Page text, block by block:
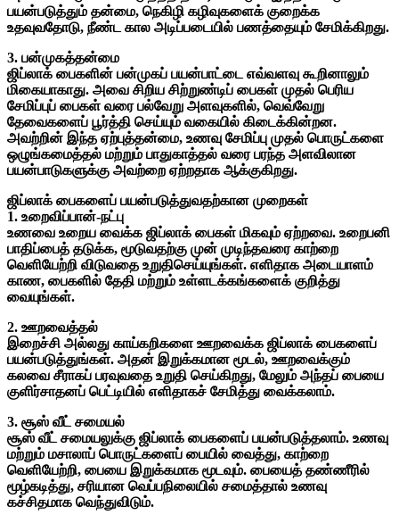
பயன்படுத்தும் தன்மை, நெகிழி கழிவுகளைக் குறைக்க
உதவுவதோடு, நீண்ட கால அடிப்படையில் பணத்தையும் சேமிக்கிறது.
3. பன்முகத்தன்மை
ஜிப்லாக் பைகளின் பன்முகப் பயன்பாட்டை எவ்வளவு கூறினாலும்
மிகையாகாது. அவை சிறிய சிற்றுண்டிப் பைகள் முதல் பெரிய
சேமிப்புப் பைகள் வரை பல்வேறு அளவுகளில், வெவ்வேறு
தேவைகளைப் பூர்த்தி செய்யும் வகையில் கிடைக்கின்றன.
அவற்றின் இந்த ஏற்புத்தன்மை, உணவு சேமிப்பு முதல் பொருட்களை
ஒழுங்கமைத்தல் மற்றும் பாதுகாத்தல் வரை பரந்த அளவிலான
பயன்பாடுகளுக்கு அவற்றை ஏற்றதாக ஆக்குகிறது.
ஜிப்லாக் பைகளைப் பயன்படுத்துவதற்கான முறைகள்
1. உறைவிப்பான்-நட்பு
உணவை உறைய வைக்க ஜிப்லாக் பைகள் மிகவும் ஏற்றவை. உறைபனி
பாதிப்பைத் தடுக்க, மூடுவதற்கு முன் முடிந்தவரை காற்றை
வெளியேற்றி விடுவதை உறுதிசெய்யுங்கள். எளிதாக அடையாளம்
காண, பைகளில் தேதி மற்றும் உள்ளடக்கங்களைக் குறித்து
வையுங்கள்.
2. ஊறவைத்தல்
இறைச்சி அல்லது காய்கறிகளை ஊறவைக்க ஜிப்லாக் பைகளைப்
பயன்படுத்துங்கள். அதன் இறுக்கமான மூடல், ஊறவைக்கும்
கலவை சீராகப் பரவுவதை உறுதி செய்கிறது, மேலும் அந்தப் பையை
குளிர்சாதனப் பெட்டியில் எளிதாகச் சேமித்து வைக்கலாம்.
3. சூஸ் வீட் சமையல்
சூஸ் வீட் சமையலுக்கு ஜிப்லாக் பைகளைப் பயன்படுத்தலாம். உணவு
மற்றும் மசாலாப் பொருட்களைப் பையில் வைத்து, காற்றை
வெளியேற்றி, பையை இறுக்கமாக மூடவும். பையைத் தண்ணீரில்
மூழ்கடித்து, சரியான வெப்பநிலையில் சமைத்தால் உணவு
கச்சிதமாக வெந்துவிடும்.